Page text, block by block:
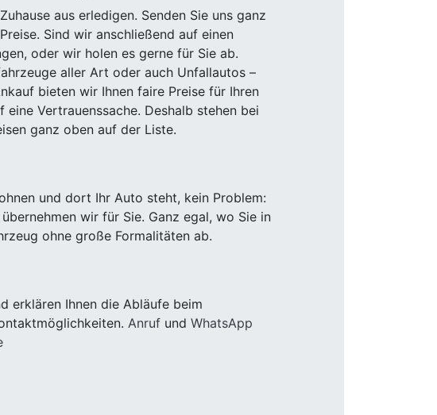
aus erledigen. Senden Sie uns ganz
Sind wir anschließend auf einen
oder wir holen es gerne für Sie ab.
aller Art oder auch Unfallautos –
bieten wir Ihnen faire Preise für Ihren
Vertrauenssache. Deshalb stehen bei
ganz oben auf der Liste.
und dort Ihr Auto steht, kein Problem:
wir für Sie. Ganz egal, wo Sie in
ohne große Formalitäten ab.
erklären Ihnen die Abläufe beim
Anruf und WhatsApp